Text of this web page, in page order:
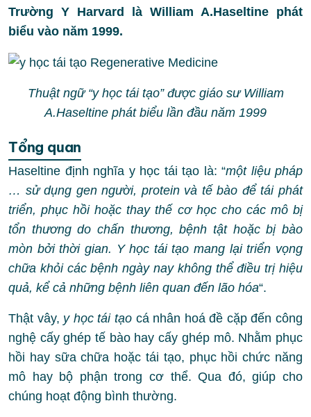
Trường Y Harvard là William A.Haseltine phát
biểu vào năm 1999.
Thuật ngữ “y học tái tạo” được giáo sư William
A.Haseltine phát biểu lần đầu năm 1999
Tổng quan
Haseltine định nghĩa y học tái tạo là: “một liệu pháp
… sử dụng gen người, protein và tế bào để tái phát
triển, phục hồi hoặc thay thế cơ học cho các mô bị
tổn thương do chấn thương, bệnh tật hoặc bị bào
mòn bởi thời gian. Y học tái tạo mang lại triển vọng
chữa khỏi các bệnh ngày nay không thể điều trị hiệu
quả, kể cả những bệnh liên quan đến lão hóa“.
Thật vây, y học tái tạocá nhân hoá đề cặp đến công
nghệ cấy ghép tế bào hay cấy ghép mô. Nhằm phục
hồi hay sữa chữa hoặc tái tạo, phục hồi chức năng
mô hay bộ phận trong cơ thể. Qua đó, giúp cho
chúng hoạt động bình thường.